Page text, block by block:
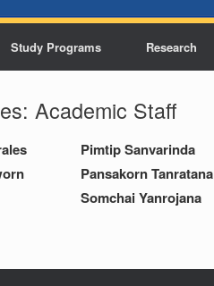
Study Programs Research
Academic Staff
Pimtip Sanvarinda
Pansakorn Tanratana
Somchai Yanrojana